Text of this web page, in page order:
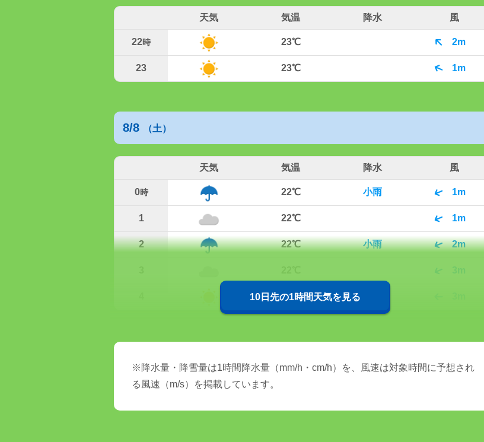
天気 気温 降水 風
22時 23℃ 2m
23 23℃ 1m
8/8 （土）
天気 気温 降水 風
0時 22℃ 小雨 1m
1 22℃ 1m
2 22℃ 小雨 2m
3m
22℃
10日先の1時間天気を見る
※降水量・降雪量は1時間降水量（mm/h・cm/h）を、風速は対象時間に予想され
る風速（m/s）を掲載しています。